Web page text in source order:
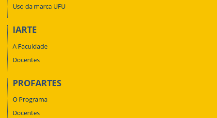
Uso da marca UFU
IARTE
A Faculdade
Docentes
PROFARTES
O Programa
Docentes